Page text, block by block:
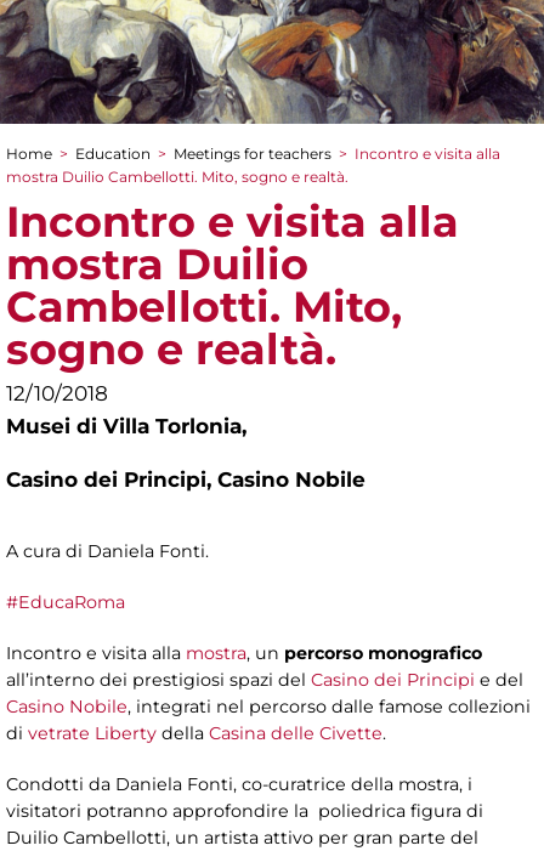
You are here
Home > Education > Meetings for teachers > Incontro e visita alla
mostra Duilio Cambellotti. Mito, sogno e realtà.
Incontro e visita alla
mostra Duilio
Cambellotti. Mito,
sogno e realtà.
12/10/2018
Musei di Villa Torlonia,
Casino dei Principi, Casino Nobile
A cura di Daniela Fonti.
#EducaRoma
Incontro e visita alla mostra, un percorso monografico
all’interno dei prestigiosi spazi del Casino dei Principi e del
Casino Nobile, integrati nel percorso dalle famose collezioni
di vetrate Liberty della Casina delle Civette.
Condotti da Daniela Fonti, co-curatrice della mostra, i
visitatori potranno approfondire la poliedrica figura di
Duilio Cambellotti, un artista attivo per gran parte del